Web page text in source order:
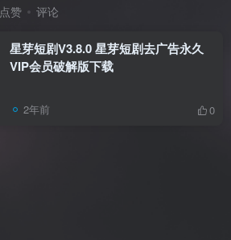
点赞 评论
星芽短剧V3.8.0 星芽短剧去广告永久
VIP会员破解版下载
2年前 0